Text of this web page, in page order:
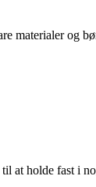
og
holde fast i